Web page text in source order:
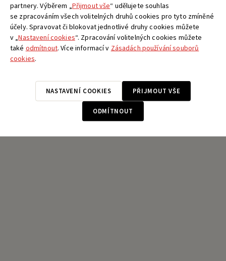
SEARCH
partnery. Výběrem „ Přijmout vše“ udělujete souhlas
se zpracováním všech volitelných druhů cookies pro tyto zmíněné
účely. Spravovat či blokovat jednotlivé druhy cookies můžete
v „Nastavení cookies“. Zpracování volitelných cookies můžete
také odmítnout. Více informací v Zásadách používání souborů
cookies.
ODMÍTNOUT
NASTAVENÍ COOKIES PŘIJMOUT VŠE